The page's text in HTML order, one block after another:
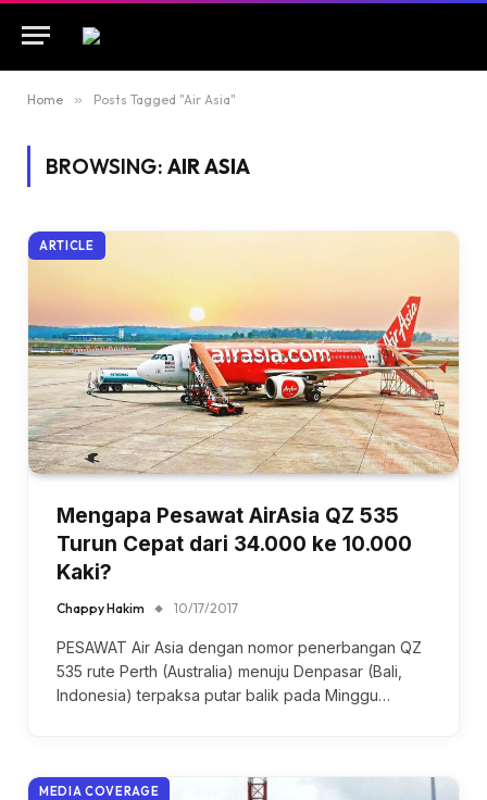
Home » Posts Tagged "Air Asia"
BROWSING: AIR ASIA
ARTICLE
Mengapa Pesawat AirAsia QZ 535
Turun Cepat dari 34.000 ke 10.000
Kaki?
Chappy Hakim 10/17/2017
PESAWAT Air Asia dengan nomor penerbangan QZ
535 rute Perth (Australia) menuju Denpasar (Bali,
Indonesia) terpaksa putar balik pada Minggu…
MEDIA COVERAGE